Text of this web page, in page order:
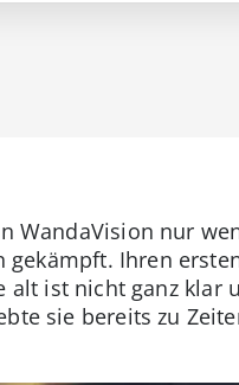
WandaVision nur
gekämpft. Ihren
alt ist nicht ganz
sie bereits zu